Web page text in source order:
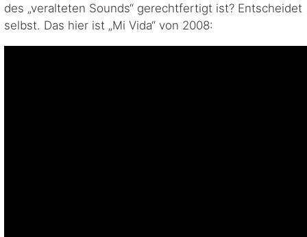
des „veralteten Sounds“ gerechtfertigt ist? Entscheidet
selbst. Das hier ist „Mi Vida“ von 2008: